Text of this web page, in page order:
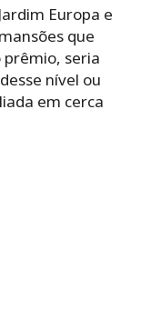
Europa e
que
prêmio, seria
nível ou
em cerca